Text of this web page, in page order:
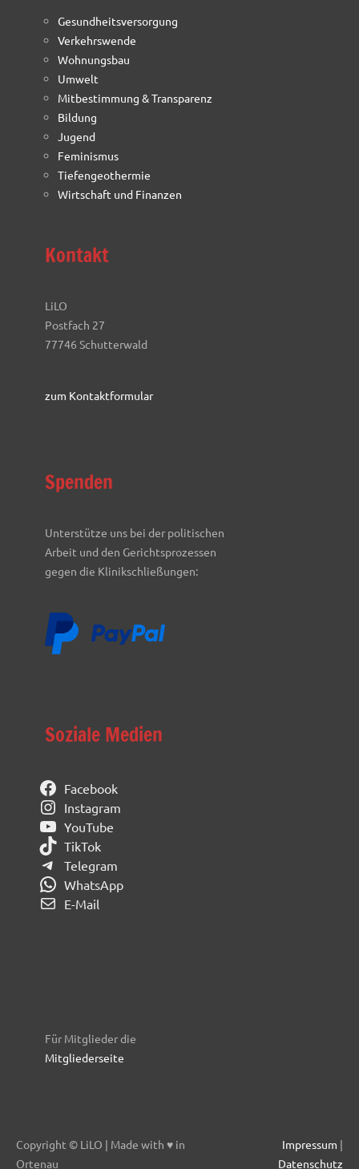
Gesundheitsversorgung
Verkehrswende
Wohnungsbau
Umwelt
Mitbestimmung & Transparenz
Bildung
Jugend
Feminismus
Tiefengeothermie
Wirtschaft und Finanzen
Kontakt
LiLO
Postfach 27
77746 Schutterwald
zum Kontaktformular
Spenden
Unterstütze uns bei der politischen
Arbeit und den Gerichtsprozessen
gegen die Klinikschließungen:
Soziale Medien
Facebook
Instagram
YouTube
TikTok
Telegram
WhatsApp
E-Mail
Für Mitglieder die
Mitgliederseite
Copyright © LiLO | Made with ♥ in
Ortenau
Impressum |
Datenschutz